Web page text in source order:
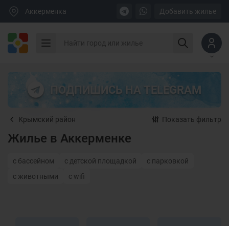
Аккерменка Добавить жилье
ПОДПИШИСЬ НА TELEGRAM
Крымский район Показать фильтр
Жилье в Аккерменке
с бассейном с детской площадкой
с парковкой
с животными
с wifi